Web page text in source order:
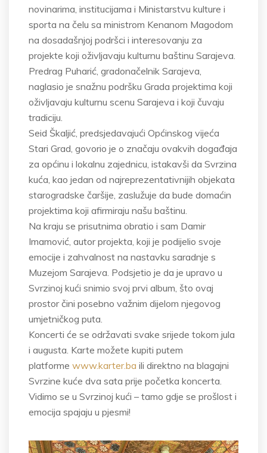
novinarima, institucijama i Ministarstvu kulture i
sporta na čelu sa ministrom Kenanom Magodom
na dosadašnjoj podršci i interesovanju za
projekte koji oživljavaju kulturnu baštinu Sarajeva.
Predrag Puharić, gradonačelnik Sarajeva,
naglasio je snažnu podršku Grada projektima koji
oživljavaju kulturnu scenu Sarajeva i koji čuvaju
tradiciju.
Seid Škaljić, predsjedavajući Općinskog vijeća
Stari Grad, govorio je o značaju ovakvih događaja
za općinu i lokalnu zajednicu, istakavši da Svrzina
kuća, kao jedan od najreprezentativnijih objekata
starogradske čaršije, zaslužuje da bude domaćin
projektima koji afirmiraju našu baštinu.
Na kraju se prisutnima obratio i sam Damir
Imamović, autor projekta, koji je podijelio svoje
emocije i zahvalnost na nastavku saradnje s
Muzejom Sarajeva. Podsjetio je da je upravo u
Svrzinoj kući snimio svoj prvi album, što ovaj
prostor čini posebno važnim dijelom njegovog
umjetničkog puta.
Koncerti će se održavati svake srijede tokom jula
i augusta. Karte možete kupiti putem
platforme www.karter.ba ili direktno na blagajni
Svrzine kuće dva sata prije početka koncerta.
Vidimo se u Svrzinoj kući – tamo gdje se prošlost i
emocija spajaju u pjesmi!